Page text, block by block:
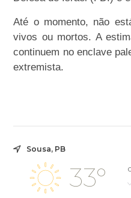
Até o momento, não
vivos ou mortos. A
continuem no enclave
extremista.
Sousa, PB
33°